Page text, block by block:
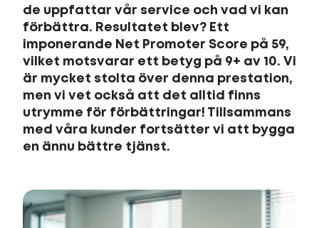
de uppfattar vår service och vad vi kan
förbättra. Resultatet blev? Ett
imponerande Net Promoter Score på 59,
vilket motsvarar ett betyg på 9+ av 10. Vi
är mycket stolta över denna prestation,
men vi vet också att det alltid finns
utrymme för förbättringar! Tillsammans
med våra kunder fortsätter vi att bygga
en ännu bättre tjänst.